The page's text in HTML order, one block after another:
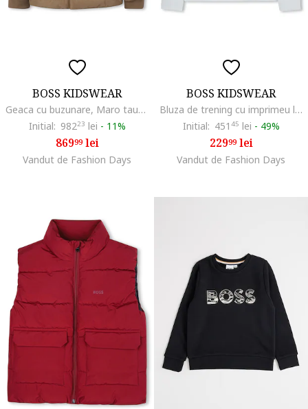
BOSS KIDSWEAR
Geaca cu buzunare, Maro taupe
Initial: 98223 lei - 11%
86999lei
Vandut de Fashion Days
BOSS KIDSWEAR
Bluza de trening cu imprimeu logo, Alb murdar
Initial: 451 45 lei - 49%
22999lei
Vandut de Fashion Days